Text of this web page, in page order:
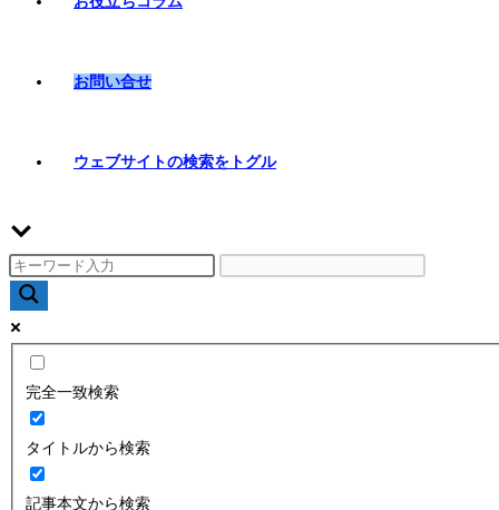
お問い合せ
ウェブサイトの検索をトグル
完全一致検索
タイトルから検索
記事本文から検索